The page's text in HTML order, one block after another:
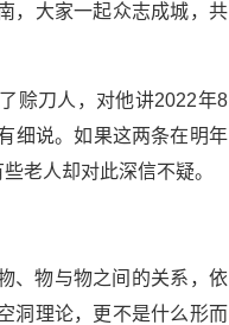
，大家一起众志成城，共
赊刀人，对他讲2022年8
细说。如果这两条在明年
老人却对此深信不疑。
、物与物之间的关系，依
洞理论，更不是什么形而